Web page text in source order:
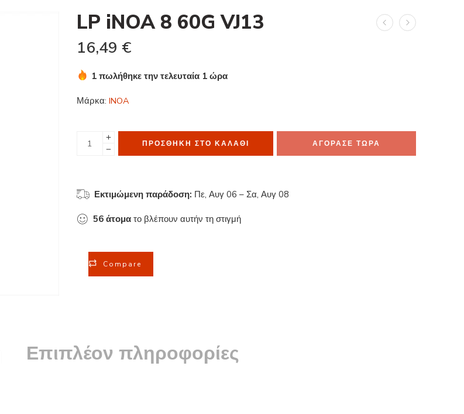
LP iNOA 8 60G VJ13
16,49 €
1 πωλήθηκε την τελευταία 1 ώρα
Μάρκα: INOA
ΠΡΟΣΘΉΚΗ ΣΤΟ ΚΑΛΆΘΙ ΑΓΟΡΑΣΕ ΤΩΡΑ
Εκτιμώμενη παράδοση: Πε, Αυγ 06 – Σα, Αυγ 08
56 άτομα το βλέπουν αυτήν τη στιγμή
Compare
Επιπλέον πληροφορίες